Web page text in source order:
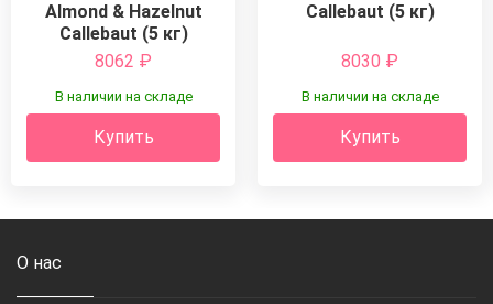
Almond & Hazelnut
Callebaut (5 кг)
8062 ₽
В наличии на складе
Купить
Callebaut (5 кг)
8030 ₽
В наличии на складе
Купить
О нас